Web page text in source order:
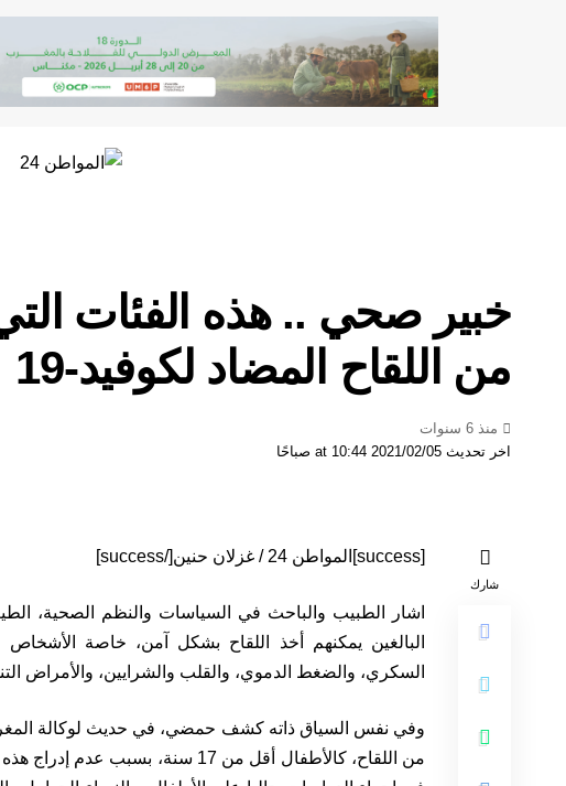
خبير صحي .. هذه الفئات
من اللقاح المضاد لكوفيد-19
اخر تحديث 2021/02/05 at 10:44 صباحًا
منذ 6 سنوات
شارك
[success]المواطن 24 / غزلان حنين[/success]
اشار الطبيب والباحث في السياسات والنظم الصحية،
البالغين يمكنهم أخذ اللقاح بشكل آمن، خاصة
السكري، والضغط الدموي، والقلب والشرايين، والأمراض
وفي نفس السياق ذاته كشف حمضي، في حديث لوكالة المغرب
من اللقاح، كالأطفال أقل من 17